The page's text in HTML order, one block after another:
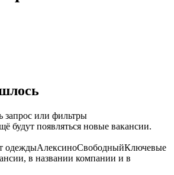
запрос или фильтры
будут появляться новые вакансии.
одеждыАлексиноСвободныйКлючевые
в названии компании и в